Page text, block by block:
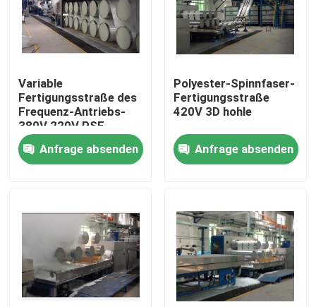
Fabrik-Ausflug
Qualitätskontrolle
Treten Sie mit uns in Verbindung
Nachrichten
Fordern Sie ein Zitat
stenter Raffineur
Hitzeeinstellung stenter
Variable
Fertigungsstraße des
Frequenz-Antriebs-
380V 220V PSF
Anfrage absenden
Polyester-Spinnfaser-
Fertigungsstraße
420V 3D hohle
Anfrage absenden